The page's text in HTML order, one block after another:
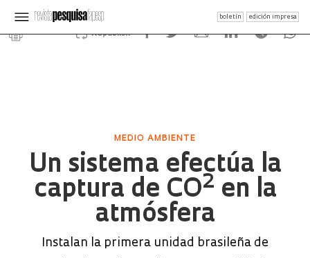
boletín edición impresa
Republish
MEDIO AMBIENTE
Un sistema efectúa la
captura de CO2 en la
atmósfera
Instalan la primera unidad brasileña de